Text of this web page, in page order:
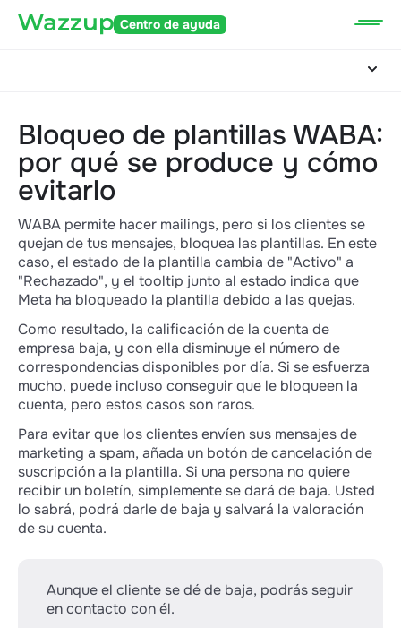
Centro de ayuda
Bloqueo de plantillas WABA:
por qué se produce y cómo
evitarlo
WABA permite hacer mailings, pero si los clientes se
quejan de tus mensajes, bloquea las plantillas. En este
caso, el estado de la plantilla cambia de "Activo" a
"Rechazado", y el tooltip junto al estado indica que
Meta ha bloqueado la plantilla debido a las quejas.
Como resultado, la calificación de la cuenta de
empresa baja, y con ella disminuye el número de
correspondencias disponibles por día. Si se esfuerza
mucho, puede incluso conseguir que le bloqueen la
cuenta, pero estos casos son raros.
Para evitar que los clientes envíen sus mensajes de
marketing a spam, añada un botón de cancelación de
suscripción a la plantilla. Si una persona no quiere
recibir un boletín, simplemente se dará de baja. Usted
lo sabrá, podrá darle de baja y salvará la valoración
de su cuenta.
Aunque el cliente se dé de baja, podrás seguir
en contacto con él.